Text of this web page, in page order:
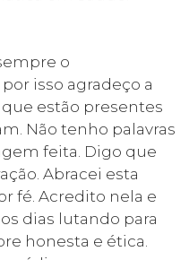
o
isso agradeço a
estão presentes
Não tenho palavras
feita. Digo que
Abracei esta
fé. Acredito nela e
dias lutando para
honesta e ética.